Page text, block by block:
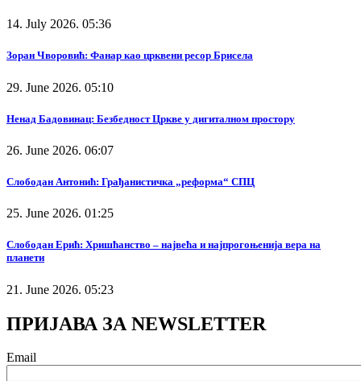
14. July 2026. 05:36
Зоран Чворовић: Фанар као црквени ресор Брисела
29. June 2026. 05:10
Ненад Бадовинац: Безбедност Цркве у дигиталном простору
26. June 2026. 06:07
Слободан Антонић: Грађанистичка „реформа“ СПЦ
25. June 2026. 01:25
Слободан Ерић: Хришћанство – највећа и најпрогоњенија вера на
планети
21. June 2026. 05:23
ПРИЈАВА ЗА NEWSLETTER
Email